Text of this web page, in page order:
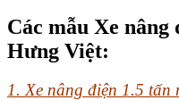
Các mẫu Xe
Hưng Việt:
1. Xe nâng điện 1.5 tấn